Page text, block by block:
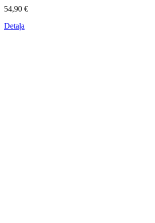
54,90 €
Detaļa